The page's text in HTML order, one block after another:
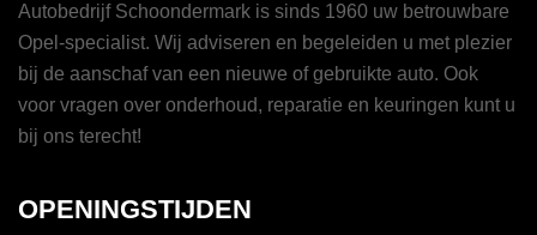
Autobedrijf Schoondermark is sinds 1960 uw betrouwbare
Opel-specialist. Wij adviseren en begeleiden u met plezier
bij de aanschaf van een nieuwe of gebruikte auto. Ook
voor vragen over onderhoud, reparatie en keuringen kunt u
bij ons terecht!
OPENINGSTIJDEN